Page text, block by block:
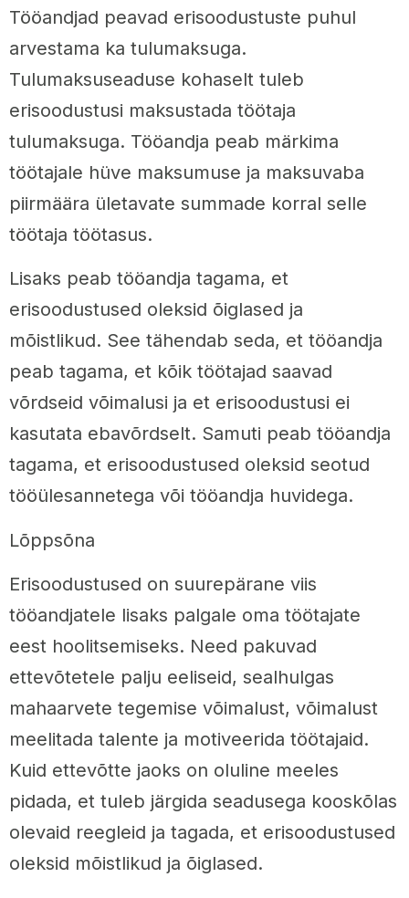
Tööandjad peavad erisoodustuste puhul
arvestama ka tulumaksuga.
Tulumaksuseaduse kohaselt tuleb
erisoodustusi maksustada töötaja
tulumaksuga. Tööandja peab märkima
töötajale hüve maksumuse ja maksuvaba
piirmäära ületavate summade korral selle
töötaja töötasus.
Lisaks peab tööandja tagama, et
erisoodustused oleksid õiglased ja
mõistlikud. See tähendab seda, et tööandja
peab tagama, et kõik töötajad saavad
võrdseid võimalusi ja et erisoodustusi ei
kasutata ebavõrdselt. Samuti peab tööandja
tagama, et erisoodustused oleksid seotud
tööülesannetega või tööandja huvidega.
Lõppsõna
Erisoodustused on suurepärane viis
tööandjatele lisaks palgale oma töötajate
eest hoolitsemiseks. Need pakuvad
ettevõtetele palju eeliseid, sealhulgas
mahaarvete tegemise võimalust, võimalust
meelitada talente ja motiveerida töötajaid.
Kuid ettevõtte jaoks on oluline meeles
pidada, et tuleb järgida seadusega kooskõlas
olevaid reegleid ja tagada, et erisoodustused
oleksid mõistlikud ja õiglased.